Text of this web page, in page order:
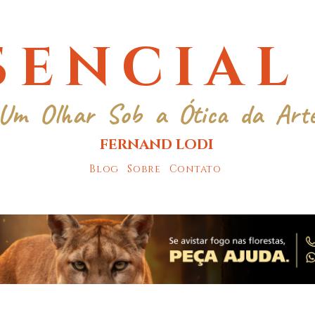
Olhar Sob a Ótica da
FERNAND LODI
Blog Sobre Contato